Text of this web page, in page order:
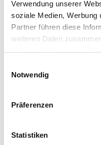
Verwendung unserer
soziale Medien, Werbung
Partner führen diese
weiteren Daten
haben oder die sie im
Bestimmte Inhalte wie
Verwendung von
Notwendig
Präferenzen
Statistiken